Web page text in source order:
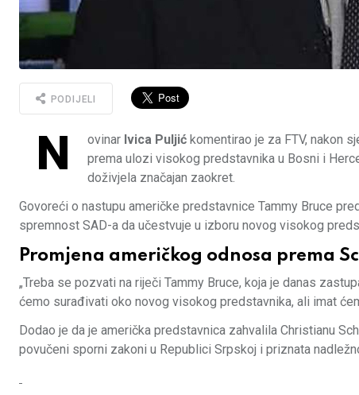
PODIJELI
N ovinar Ivica Puljić komentirao je za FTV, nakon
prema ulozi visokog predstavnika u Bosni i
doživjela značajan zaokret.
Govoreći o nastupu američke predstavnice Tammy Bruce
spremnost SAD-a da učestvuje u izboru novog visokog
Promjena američkog odnosa prema
„Treba se pozvati na riječi Tammy Bruce, koja je danas
ćemo surađivati oko novog visokog predstavnika, ali imat
Dodao je da je američka predstavnica zahvalila Christianu
povučeni sporni zakoni u Republici Srpskoj i priznata